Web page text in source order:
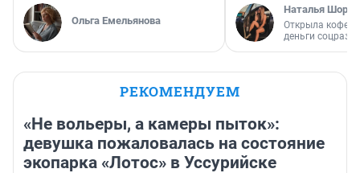
Ольга Емельянова
Наталья
Открыла
деньги
РЕКОМЕНДУЕМ
«Не вольеры, а камеры пыток»:
девушка пожаловалась на состояние
экопарка «Лотос» в Уссурийске